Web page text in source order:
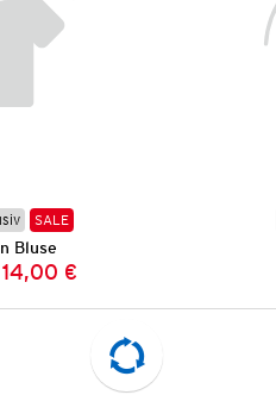
SALE
Bluse
Preis:
Preis:
14,00 €